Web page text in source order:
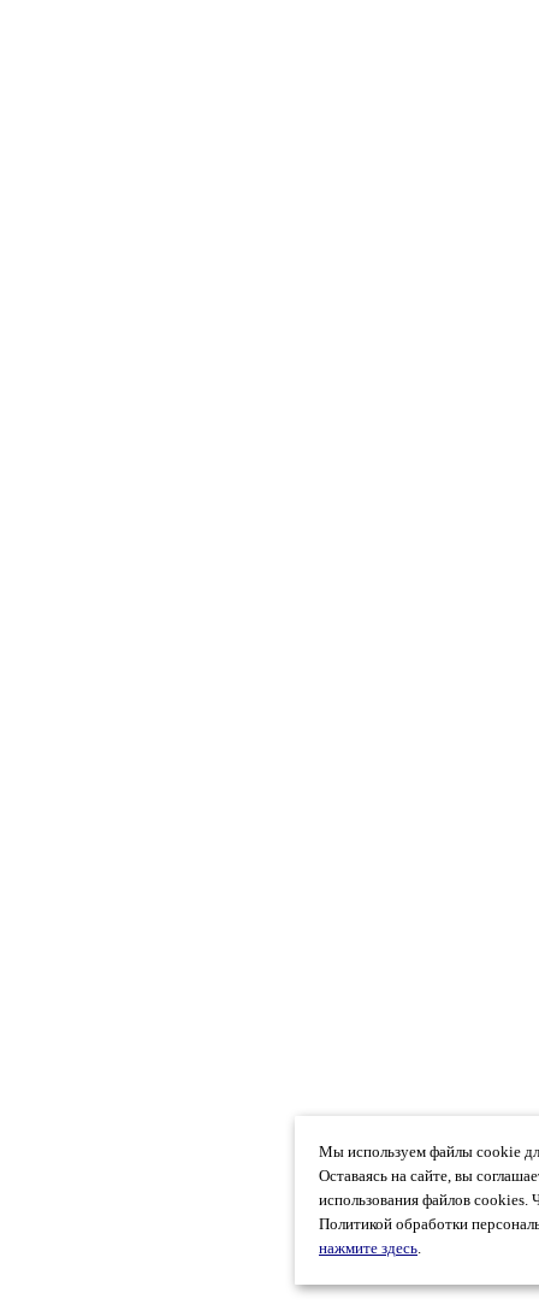
Мы используем файлы cookie
Оставаясь на сайте, вы
использования файлов cookies.
Политикой обработки
нажмите здесь.